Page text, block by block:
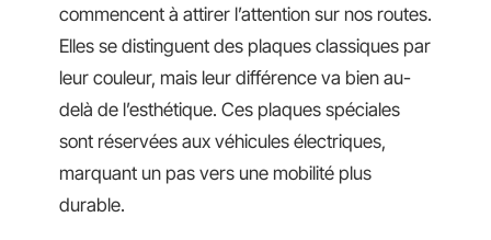
commencent à attirer l’attention sur nos routes.
Elles se distinguent des plaques classiques par
leur couleur, mais leur différence va bien au-
delà de l’esthétique. Ces plaques spéciales
sont réservées aux véhicules électriques,
marquant un pas vers une mobilité plus
durable.